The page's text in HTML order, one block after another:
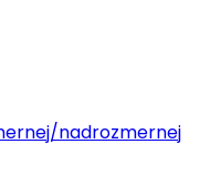
nadrozmernej